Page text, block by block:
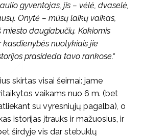
gyventojas, jis – vėlė, dvaselė,
Onytė – mūsų laikų vaikas,
daugiabučių. Kokiomis
kasdienybės nuotykiais jie
prasideda tavo rankose.“
skirtas visai šeimai: jame
vaikams nuo 6 m. (bet
su vyresniųjų pagalba), o
istorijas įtrauks ir mažuosius, ir
širdyje vis dar stebuklų